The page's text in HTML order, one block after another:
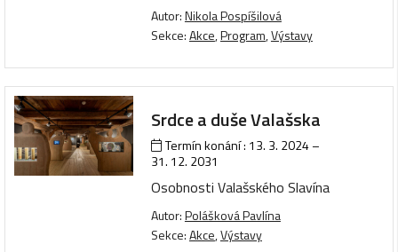
Autor:Nikola Pospíšilová
Sekce:Akce,Program,Výstavy
Srdce a duše Valašska
Termín konání : 13. 3. 2024–
31. 12. 2031
Osobnosti Valašského Slavína
Autor:Polášková Pavlína
Sekce:Akce,Výstavy